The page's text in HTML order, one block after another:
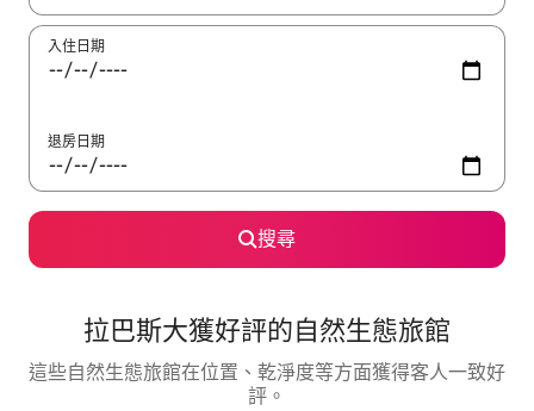
入住日期
退房日期
搜尋
拉巴斯大獲好評的自然生態旅館
這些自然生態旅館在位置、乾淨度等方面獲得客人一致好
評。